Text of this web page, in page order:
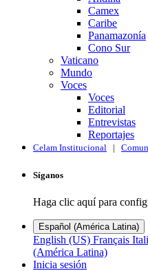
Camex
Caribe
Panamazonía
Cono Sur
Vaticano
Mundo
Voces
Voces
Editorial
Entrevistas
Reportajes
Celam Institucional |
Síganos
Haga clic aquí para
Español (América Latina)
English (US) Français
(América Latina)
Inicia sesión